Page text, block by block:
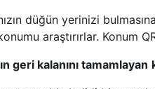
düğün yerinizi
araştırırlar. Konum
geri kalanını tamamlayan